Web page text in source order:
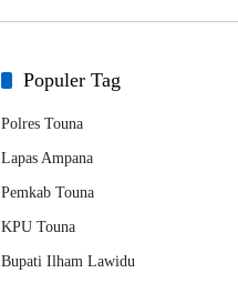
Populer Tag
Polres Touna
Lapas Ampana
Pemkab Touna
KPU Touna
Bupati Ilham Lawidu